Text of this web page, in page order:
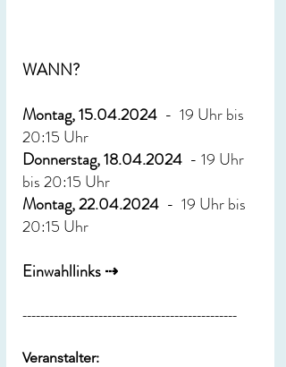
WANN?
Montag, 15.04.2024
  -  19 Uhr bis
20:15 Uhr
Donnerstag, 18.04.2024 - 19 Uhr
bis 20:15 Uhr
Montag, 22.04.2024
  -  19 Uhr bis
20:15 Uhr
Einwahllinks ⇢
------------------------------------------------
Veranstalter: